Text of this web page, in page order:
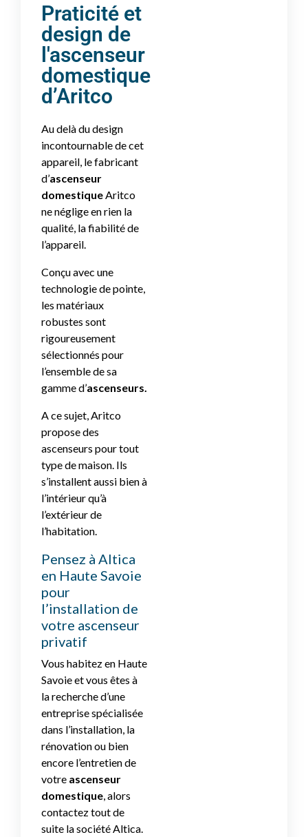
Praticité et
design de
l'ascenseur
domestique
d’Aritco
Au delà du design
incontournable de cet
appareil, le fabricant
d’ascenseur
domestiqueAritco
ne néglige en rien la
qualité, la fiabilité de
l’appareil.
Conçu avec une
technologie de pointe,
les matériaux
robustes sont
rigoureusement
sélectionnés pour
l’ensemble de sa
gamme d’ascenseurs.
A ce sujet, Aritco
propose des
ascenseurs pour tout
type de maison. Ils
s’installent aussi bien à
l’intérieur qu’à
l’extérieur de
l’habitation.
Pensez à Altica
en Haute Savoie
pour
l’installation de
votre ascenseur
privatif
Vous habitez en Haute
Savoie et vous êtes à
la recherche d’une
entreprise spécialisée
dans l’installation, la
rénovation ou bien
encore l’entretien de
votre ascenseur
domestique, alors
contactez tout de
suite la société Altica.